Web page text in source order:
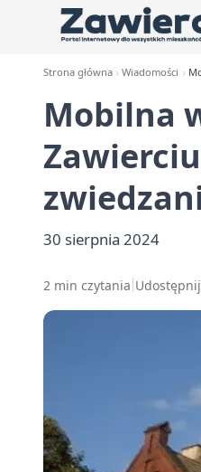
Strona główna Wiadomości
Mobilna
30 sierpnia 2024
2 min czytania Udostępnij